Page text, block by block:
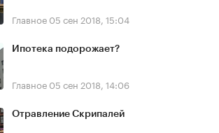
Главное 05 сен 2018, 15:04
Ипотека подорожает?
Главное 05 сен 2018, 14:06
Отравление Скрипалей